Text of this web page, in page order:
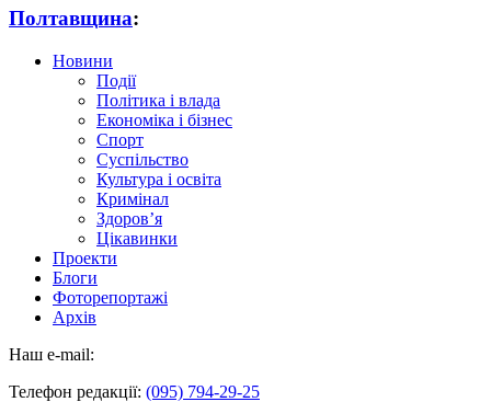
Полтавщина:
Новини
Події
Політика і влада
Економіка і бізнес
Спорт
Суспільство
Культура і освіта
Кримінал
Здоров’я
Цікавинки
Проекти
Блоги
Фоторепортажі
Архів
Наш e-mail:
Телефон редакції: (095) 794-29-25